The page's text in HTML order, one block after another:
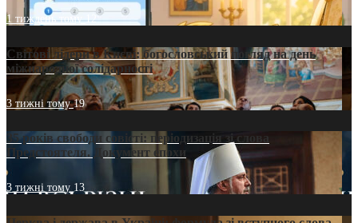
1 тиждень тому12
Світові лідери в Києві: богословський погляд на день
міжнародної солідарності
3 тижні тому19
35 років свободи совісті: періодизація зі слова
Предстоятеля. Документ епохи
3 тижні тому 13